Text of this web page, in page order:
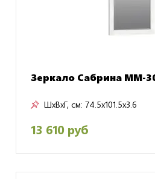
Зеркало Сабрина ММ-
ШxВxГ, см: 74.5x101.5x3.6
13 610 руб